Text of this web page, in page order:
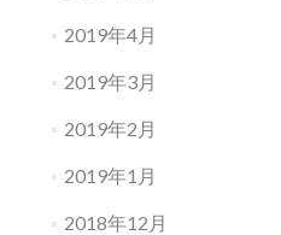
2019年4月
2019年3月
2019年2月
2019年1月
2018年12月